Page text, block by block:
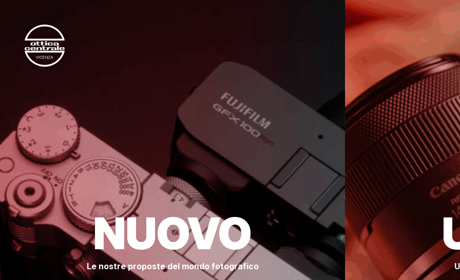
NUOVO
Le nostre proposte del mondo fotografico